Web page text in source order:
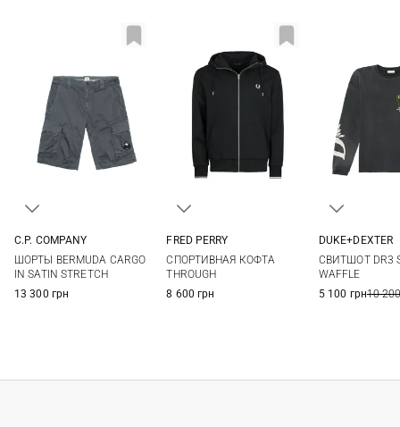
54
56 58
C.P. COMPANY
ШОРТЫ BERMUDA CARGO
IN SATIN STRETCH
13 300 грн
XXL
FRED PERRY
CПОРТИВНАЯ КОФТА
THROUGH
8 600 грн
DUKE+DEXTER
СВИТШОТ DR3
WAFFLE
5 100 грн10